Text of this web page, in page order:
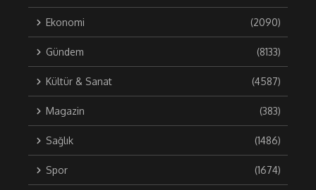
Ekonomi (2090)
Gündem (8133)
Kültür & Sanat (4587)
Magazin (383)
Sağlık (1486)
Spor (1674)